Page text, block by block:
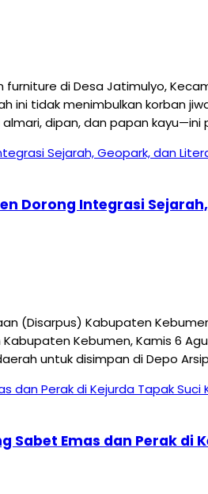
di Desa Jatimulyo,
tidak menimbulkan korban
dipan, dan papan kayu—ini
Dorong Integrasi
(Disarpus) Kabupaten
Kebumen, Kamis 6
untuk disimpan di Depo
Emas dan Perak di